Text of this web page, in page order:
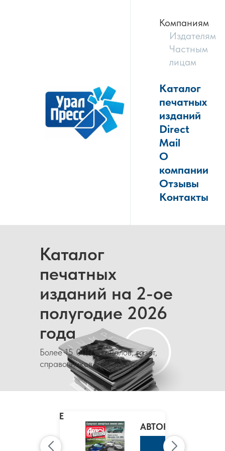
Компаниям
Издателям
Частным
лицам
Каталог
печатных
изданий
Direct
Mail
О
компании
Отзывы
Контакты
Каталог
печатных
изданий на 2-ое
полугодие 2026
года
Более 15 000 журналов, газет,
справочников и каталогов
CLAIRE
МАРИ
КЛЭР
АВТОРЕВЮ
К